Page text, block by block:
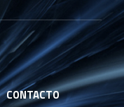
CONTACTO